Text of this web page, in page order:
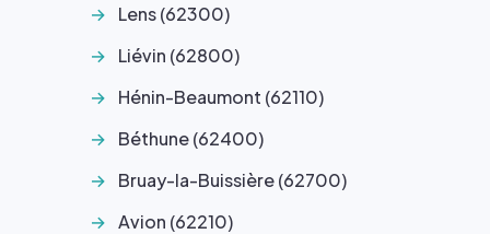
Lens (62300)
Liévin (62800)
Hénin-Beaumont (62110)
Béthune (62400)
Bruay-la-Buissière (62700)
Avion (62210)